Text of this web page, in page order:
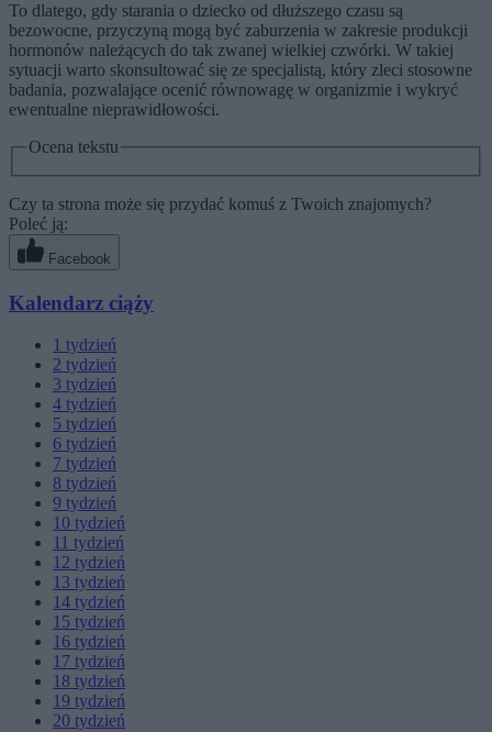
To dlatego, gdy starania o dziecko od dłuższego czasu są
bezowocne, przyczyną mogą być zaburzenia w zakresie produkcji
hormonów należących do tak zwanej wielkiej czwórki. W takiej
sytuacji warto skonsultować się ze specjalistą, który zleci stosowne
badania, pozwalające ocenić równowagę w organizmie i wykryć
ewentualne nieprawidłowości.
Ocena tekstu
Czy ta strona może się przydać komuś z Twoich znajomych?
Poleć ją:
Facebook
Kalendarz ciąży
1 tydzień
2 tydzień
3 tydzień
4 tydzień
5 tydzień
6 tydzień
7 tydzień
8 tydzień
9 tydzień
10 tydzień
11 tydzień
12 tydzień
13 tydzień
14 tydzień
15 tydzień
16 tydzień
17 tydzień
18 tydzień
19 tydzień
20 tydzień